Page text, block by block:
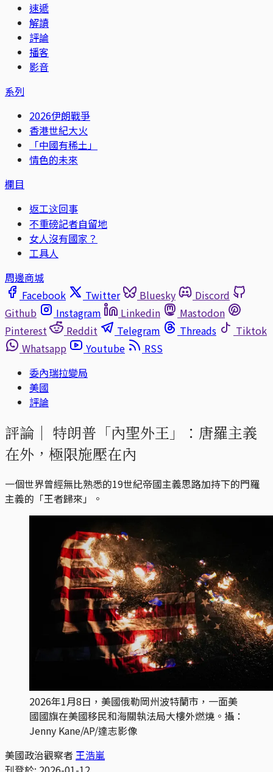
速遞
解讀
評論
播客
影音
系列
2026伊朗戰爭
香港世紀大火
「中國有稀土」
情色的未來
欄目
返工这回事
不重磅記者自留地
女人沒有國家？
工具人
周邊商城
Facebook
Twitter Bluesky
Discord
Github
Instagram Linkedin
Mastodon
Pinterest
Reddit Telegram Threads
Tiktok
Whatsapp
Youtube
RSS
委內瑞拉變局
美國
評論
評論｜ 特朗普「內聖外王」：唐羅主義
在外，極限施壓在內
一個世界曾經無比熟悉的19世紀帝國主義思路加持下的門羅
主義的「王者歸來」。
2026年1月8日，美國俄勒岡州波特蘭市，一面美
國國旗在美國移民和海關執法局大樓外燃燒。攝：
Jenny Kane/AP/達志影像
美國政治觀察者 王浩嵐